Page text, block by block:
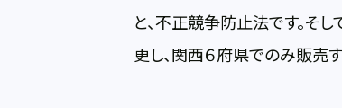
と、不正競争防止法です。そ
更し、関西６府県でのみ販売